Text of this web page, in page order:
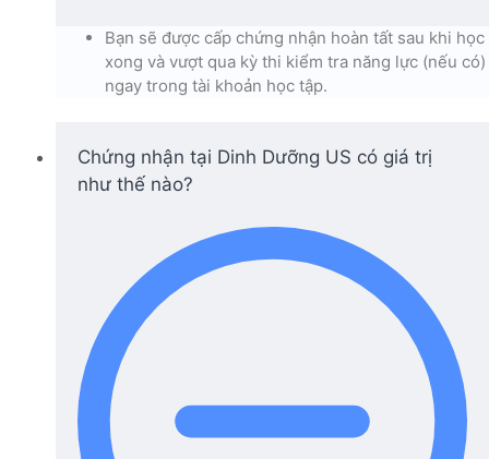
Bạn sẽ được cấp chứng nhận hoàn tất sau khi học
xong và vượt qua kỳ thi kiểm tra năng lực (nếu có)
ngay trong tài khoản học tập.
Chứng nhận tại Dinh Dưỡng US có giá trị
như thế nào?